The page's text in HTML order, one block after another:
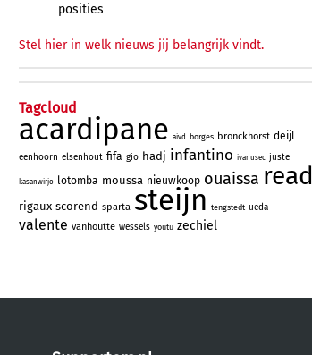
posities
Stel hier in welk nieuws jij belangrijk vindt.
Tagcloud
acardipane aivd borges bronckhorst deijl
eenhoorn elsenhout fifa gio hadj infantino ivanusec juste
kasanwirjo lotomba moussa nieuwkoop ouaissa read
rigaux scorend sparta steijn tengstedt ueda
valente vanhoutte wessels youtu zechiel